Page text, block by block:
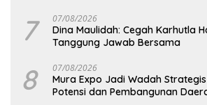
7 07/08/2026
Dina Maulidah: Cegah Karhutla
Tanggung Jawab Bersama
8 07/08/2026
Mura Expo Jadi Wadah
Potensi dan Pembangunan